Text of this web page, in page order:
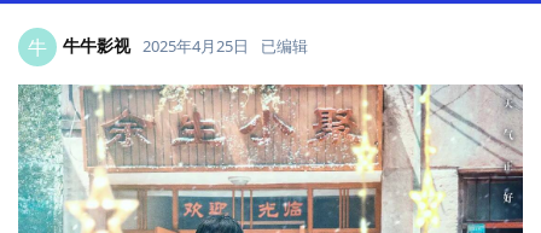
牛 牛牛影视 2025年4月25日 已编辑